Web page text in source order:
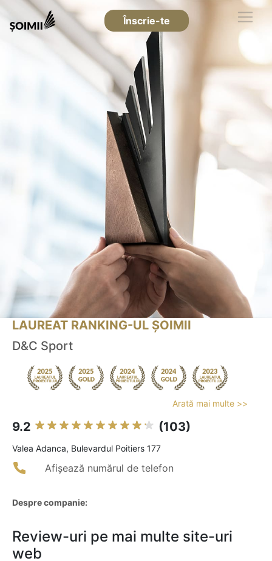
Înscrie-te
LAUREAT RANKING-UL ȘOIMII
D&C Sport
Arată mai multe >>
9.2 (103)
Valea Adanca, Bulevardul Poitiers 177
Afișează numărul de telefon
Despre companie:
Review-uri pe mai multe site-uri
web